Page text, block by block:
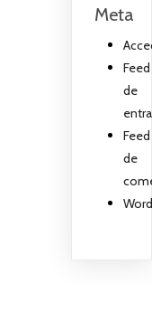
Meta
Feed
de
Feed
de